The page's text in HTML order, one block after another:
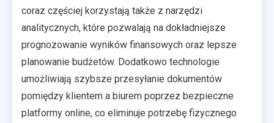
coraz częściej korzystają także z narzędzi
analitycznych, które pozwalają na dokładniejsze
prognozowanie wyników finansowych oraz lepsze
planowanie budżetów. Dodatkowo technologie
umożliwiają szybsze przesyłanie dokumentów
pomiędzy klientem a biurem poprzez bezpieczne
platformy online, co eliminuje potrzebę fizycznego